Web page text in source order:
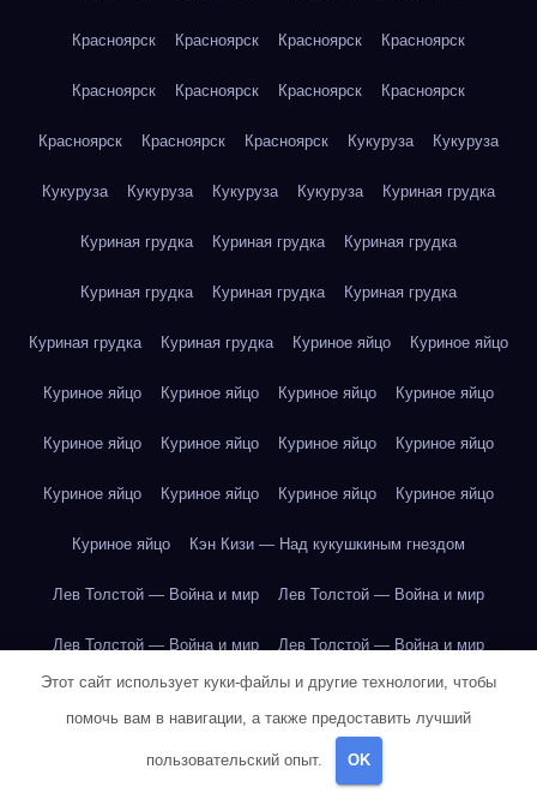
Красноярск Красноярск Красноярск Красноярск
Красноярск Красноярск Красноярск Красноярск
Красноярск Красноярск Красноярск Кукуруза Кукуруза
Кукуруза Кукуруза Кукуруза Кукуруза Куриная грудка
Куриная грудка Куриная грудка Куриная грудка
Куриная грудка Куриная грудка Куриная грудка
Куриная грудка Куриная грудка Куриное яйцо Куриное яйцо
Куриное яйцо Куриное яйцо Куриное яйцо Куриное яйцо
Куриное яйцо Куриное яйцо Куриное яйцо Куриное яйцо
Куриное яйцо Куриное яйцо Куриное яйцо Куриное яйцо
Куриное яйцо Кэн Кизи — Над кукушкиным гнездом
Лев Толстой — Война и мир Лев Толстой — Война и мир
Лев Толстой — Война и мир Лев Толстой — Война и мир
Лев Толстой — Война и мир Лев Толстой — Война и мир
Лев Толстой — Война и мир
Этот сайт использует куки-файлы и другие технологии, чтобы
помочь вам в навигации, а также предоставить лучший
пользовательский опыт. OK